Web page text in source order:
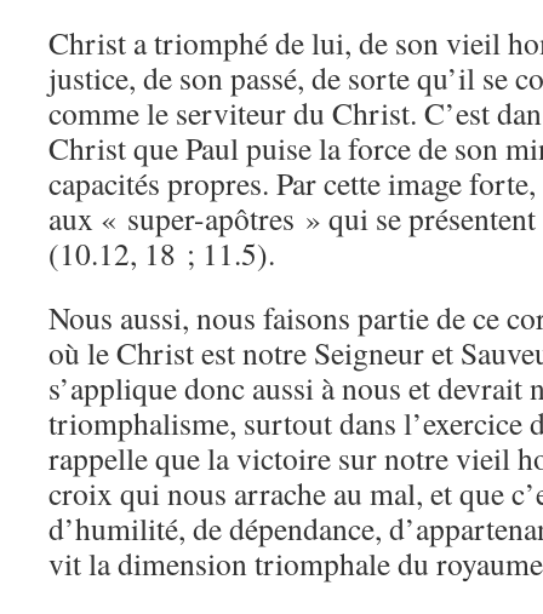
Christ a triomphé de lui, de son vieil
justice, de son passé, de sorte qu’il se
comme le serviteur du Christ. C’est
Christ que Paul puise la force de son
capacités propres. Par cette image
aux « super-apôtres » qui se
(10.12, 18 ; 11.5).
Nous aussi, nous faisons partie de ce
où le Christ est notre Seigneur et
s’applique donc aussi à nous et devrait
triomphalisme, surtout dans l’exercice
rappelle que la victoire sur notre vieil
croix qui nous arrache au mal, et que
d’humilité, de dépendance,
vit la dimension triomphale du